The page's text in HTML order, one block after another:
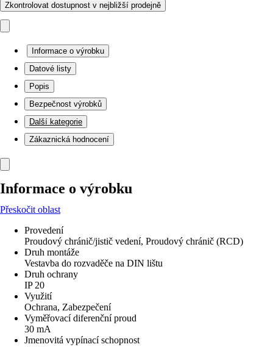
Zkontrolovat dostupnost v nejbližší prodejně
Informace o výrobku
Datové listy
Popis
Bezpečnost výrobků
Další kategorie
Zákaznická hodnocení
Informace o výrobku
Přeskočit oblast
Provedení
Proudový chránič/jistič vedení, Proudový chránič (RCD)
Druh montáže
Vestavba do rozvaděče na DIN lištu
Druh ochrany
IP 20
Využití
Ochrana, Zabezpečení
Vyměřovací diferenční proud
30 mA
Jmenovitá vypínací schopnost